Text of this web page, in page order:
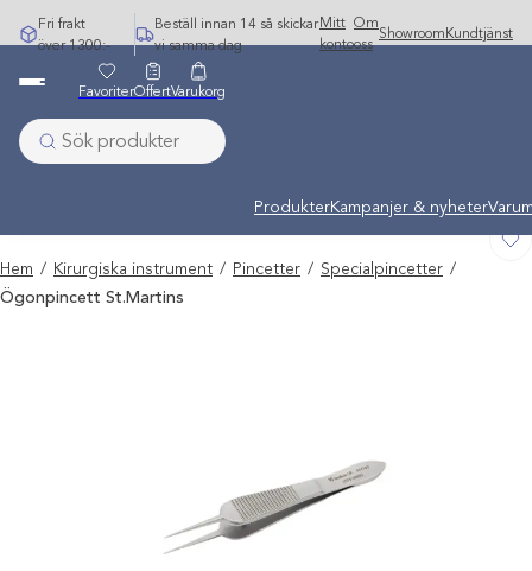
Hoppa
till
Fri frakt
över 1300:-
Beställ innan 14 så skickar
vi samma dag
Mitt
konto
Om
oss
Showroom Kundtjänst
Undermeny stängd: Varumärken
ProdukterKampanjer & nyheter
FavoriterOffertVarukorg
Hem / Kirurgiska instrument / Pincetter / Specialpincetter /
Ögonpincett St.Martins